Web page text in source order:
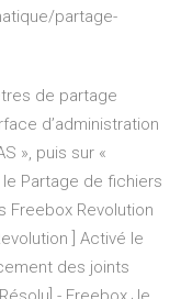
partage-
de partage
d’administration
», puis sur «
le Partage de fichiers
Freebox Revolution
] Activé le
des joints